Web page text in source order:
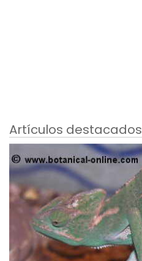
Artículos destacados